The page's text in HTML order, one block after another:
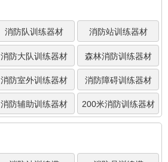
消防队训练器材 消防站训练器材
消防大队训练器材 森林消防训练器材
消防室外训练器材 消防障碍训练器材
消防辅助训练器材 200米消防训练器材